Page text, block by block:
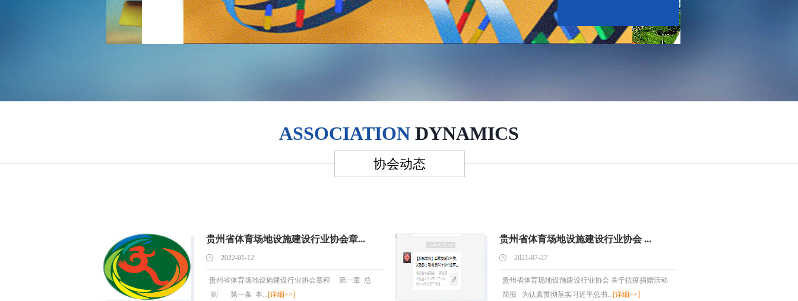
ASSOCIATION DYNAMICS
协会动态
贵州省体育场地设施建设行业协会章...
2022-01-12
贵州省体育场地设施建设行业协会章程 第一章 总
则 第一条 本...[详细>>]
贵州省体育场地设施建设行业协会 ...
2021-07-27
贵州省体育场地设施建设行业协会 关于抗疫捐赠活动
简报 为认真贯彻落实习近平总书...[详细>>]